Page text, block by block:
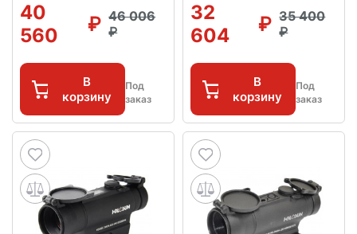
40
560
46 006
В
корзину
Под
заказ
32
604
35 400
В
корзину
Под
заказ